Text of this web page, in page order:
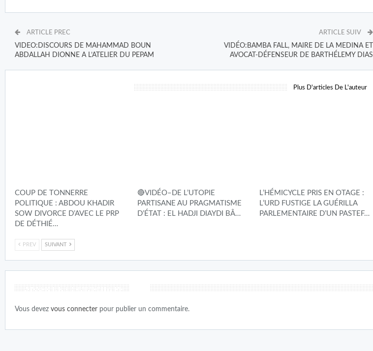
ARTICLE PREC
VIDEO:DISCOURS DE MAHAMMAD BOUN
ABDALLAH DIONNE A L’ATELIER DU PEPAM
ARTICLE SUIV
VIDÉO:BAMBA FALL, MAIRE DE LA MEDINA ET
AVOCAT-DÉFENSEUR DE BARTHÉLEMY DIAS
Plus D'articles De L'auteur
COUP DE TONNERRE
POLITIQUE : ABDOU KHADIR
SOW DIVORCE D’AVEC LE PRP
DE DÉTHIÉ…
🔴VIDÉO–DE L’UTOPIE
PARTISANE AU PRAGMATISME
D’ÉTAT : EL HADJI DIAYDI BÂ…
L’HÉMICYCLE PRIS EN OTAGE :
L’URD FUSTIGE LA GUÉRILLA
PARLEMENTAIRE D’UN PASTEF…
PREV SUIVANT
LAISSER UN COMMENTAIRE
Vous devez vous connecter pour publier un commentaire.